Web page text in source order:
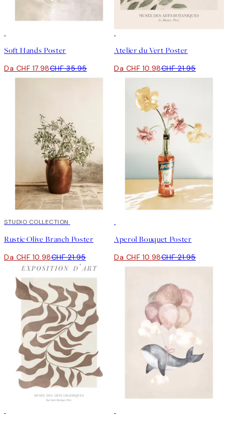
Soft Hands Poster
Da CHF 17.98CHF 35.95
Atelier du Vert Poster
Da CHF 10.98CHF 21.95
50%*
STUDIO COLLECTION
Rustic Olive Branch Poster
Da CHF 10.98CHF 21.95
Aperol Bouquet Poster
Da CHF 10.98CHF 21.95